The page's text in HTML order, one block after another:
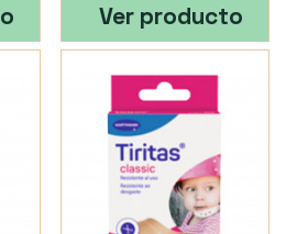
Ver producto